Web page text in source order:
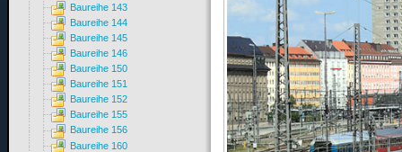
Baureihe 143
Baureihe 144
Baureihe 145
Baureihe 146
Baureihe 150
Baureihe 151
Baureihe 152
Baureihe 155
Baureihe 156
Baureihe 160